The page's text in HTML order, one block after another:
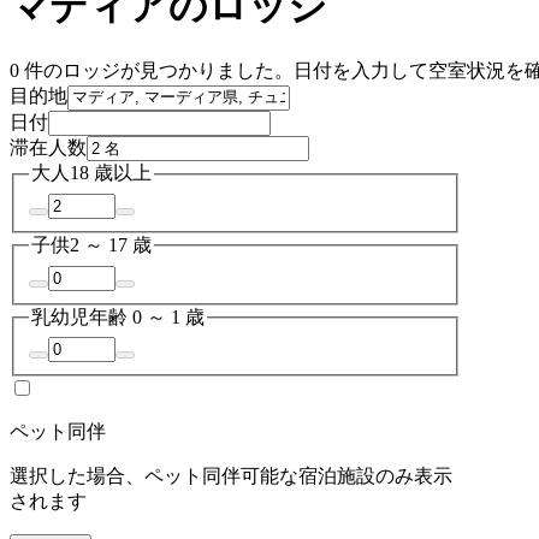
0 件のロッジが見つかりました。日付を入力して空室状況を
目的地
日付
滞在人数
大人 18 歳以上
子供2 ～ 17 歳
乳幼児年齢 0 ～ 1 歳
ペット同伴
選択した場合、ペット同伴可能な宿泊施設のみ表示
されます